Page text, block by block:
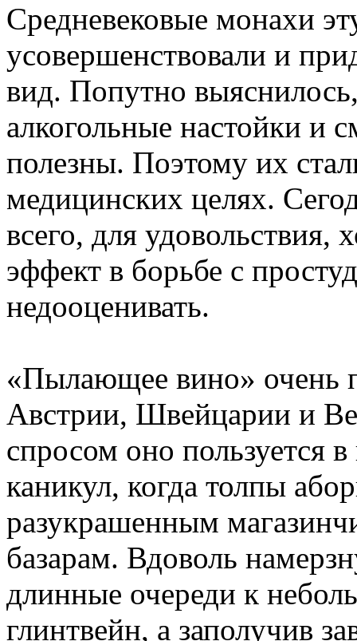
Средневековые монахи
усовершенствовали и
вид. Попутно
алкогольные настойки и
полезны. Поэтому их
медицинских целях.
всего, для удовольствия,
эффект в борьбе с
недооценивать.
«Пылающее вино» очень
Австрии, Швейцарии и
спросом оно пользуется
каникул, когда толпы
разукрашенным
базарам. Вдоволь
длинные очереди к
глинтвейн, а заполучив